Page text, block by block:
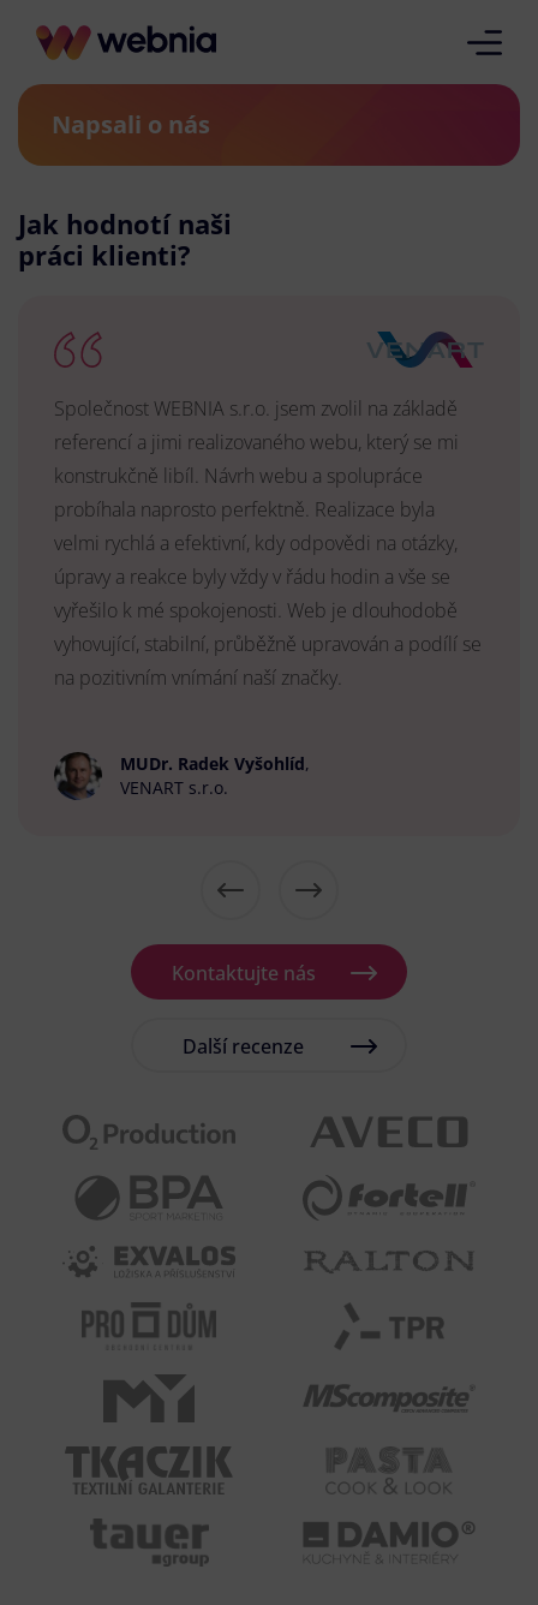
Napsali o nás
Jak hodnotí naši
práci klienti?
Společnost WEBNIA s.r.o. jsem zvolil na základě
referencí a jimi realizovaného webu, který se mi
konstrukčně libíl. Návrh webu a spolupráce
probíhala naprosto perfektně. Realizace byla
velmi rychlá a efektivní, kdy odpovědi na otázky,
úpravy a reakce byly vždy v řádu hodin a vše se
vyřešilo k mé spokojenosti. Web je dlouhodobě
vyhovující, stabilní, průběžně upravován a podílí se
na pozitivním vnímání naší značky.
MUDr. Radek Vyšohlíd,
VENART s.r.o.
Kontaktujte nás
Další recenze